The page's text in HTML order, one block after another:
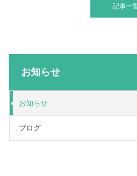
記事一
お知らせ
お知らせ
ブログ